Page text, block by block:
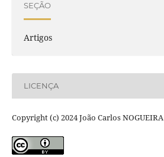
SEÇÃO
Artigos
LICENÇA
Copyright (c) 2024 João Carlos NOGUEIRA